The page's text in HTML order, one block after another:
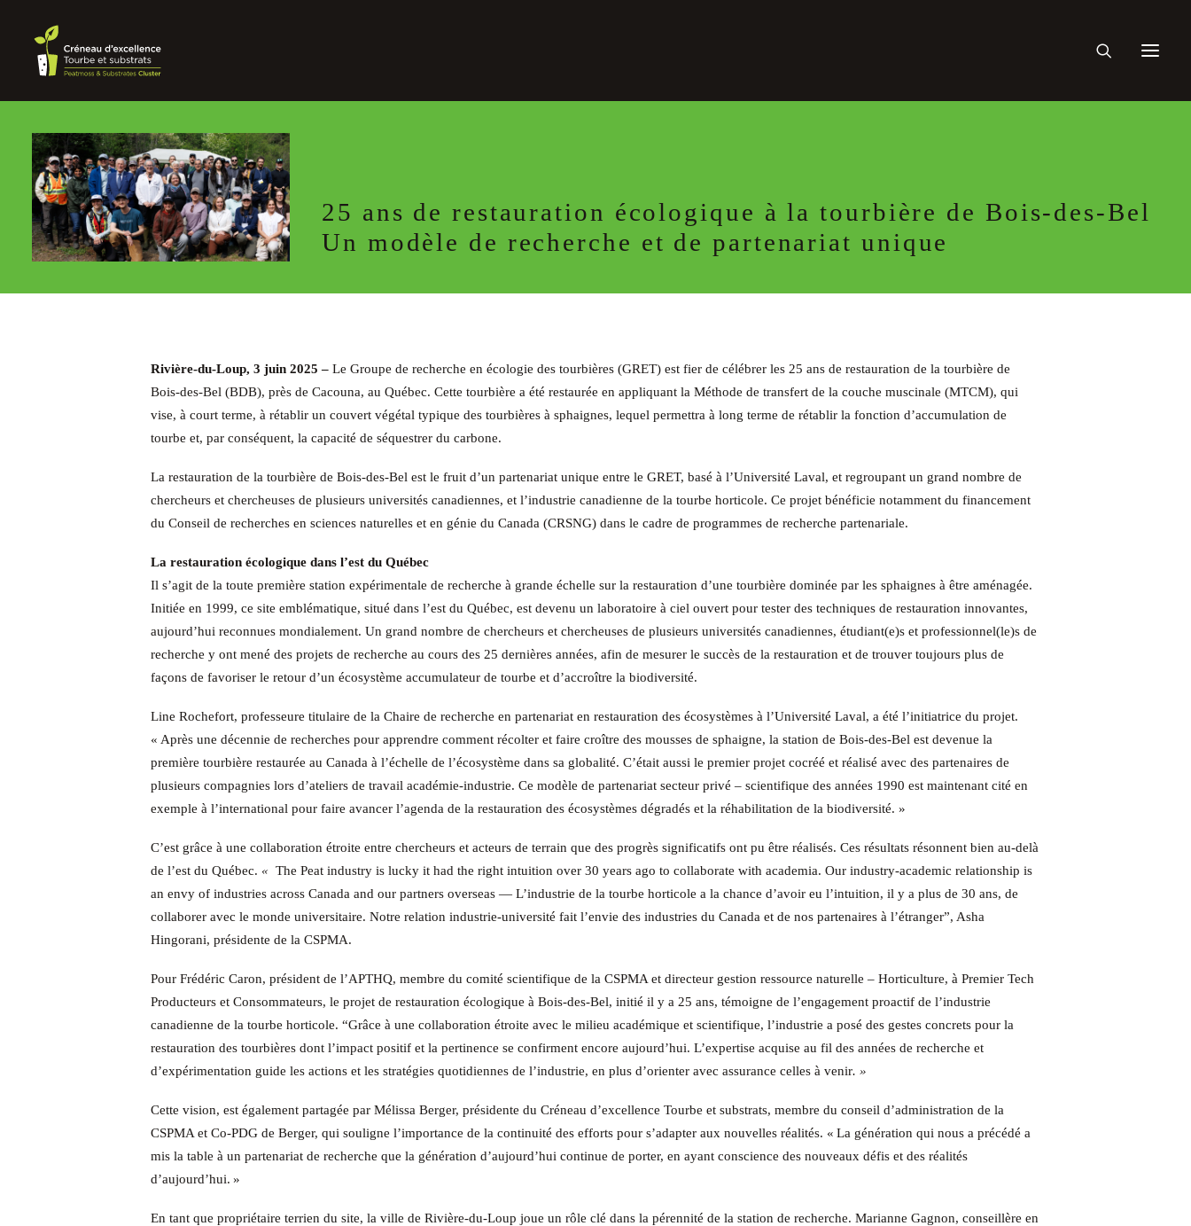
25 ans de restauration écologique à la tourbière de Bois-des-Bel
Un modèle de recherche et de partenariat unique
Rivière-du-Loup, 3 juin 2025 – Le Groupe de recherche en écologie des tourbières (GRET) est fier de célébrer les 25 ans de restauration de la tourbière de
Bois-des-Bel (BDB), près de Cacouna, au Québec. Cette tourbière a été restaurée en appliquant la Méthode de transfert de la couche muscinale (MTCM), qui
vise, à court terme, à rétablir un couvert végétal typique des tourbières à sphaignes, lequel permettra à long terme de rétablir la fonction d’accumulation de
tourbe et, par conséquent, la capacité de séquestrer du carbone.
La restauration de la tourbière de Bois-des-Bel est le fruit d’un partenariat unique entre leGRET, basé à l’Université Laval, et regroupant un grand nombre de
chercheurs et chercheuses de plusieurs universités canadiennes, et l’industrie canadienne de la tourbe horticole. Ce projet bénéficie notamment du financement
du Conseil de recherches en sciences naturelles et en génie du Canada (CRSNG) dans le cadre de programmes de recherche partenariale.
La restauration écologique dans l’est du Québec
Il s’agit de la toute première station expérimentale de recherche à grande échelle sur la restauration d’une tourbière dominée par les sphaignes à être aménagée.
Initiée en 1999, ce site emblématique, situé dans l’est du Québec, est devenu un laboratoire à ciel ouvert pour tester des techniques de restauration innovantes,
aujourd’hui reconnues mondialement. Un grand nombre de chercheurs et chercheuses de plusieurs universités canadiennes, étudiant(e)s et professionnel(le)s de
recherche y ont mené des projets de recherche au cours des 25 dernières années, afin de mesurer le succès de la restauration et de trouver toujours plus de
façons de favoriser le retour d’un écosystème accumulateur de tourbe et d’accroître la biodiversité.
Line Rochefort, professeure titulaire de la Chaire de recherche en partenariat en restauration des écosystèmes à l’Université Laval, a été l’initiatrice du projet.
« Après une décennie de recherches pour apprendre comment récolter et faire croître des mousses de sphaigne, la station de Bois-des-Bel est devenue la
première tourbière restaurée au Canada à l’échelle de l’écosystème dans sa globalité. C’était aussi le premier projet cocréé et réalisé avec des partenaires de
plusieurs compagnies lors d’ateliers de travail académie-industrie. Ce modèle de partenariat secteur privé – scientifique des années 1990 est maintenant cité en
exemple à l’international pour faire avancer l’agenda de la restauration des écosystèmes dégradés et la réhabilitation de la biodiversité. »
C’est grâce à une collaboration étroite entre chercheurs et acteurs de terrain que des progrès significatifs ont pu être réalisés. Ces résultats résonnent bien au-delà
de l’est du Québec. « The Peat industry is lucky it had the right intuition over 30 years ago to collaborate with academia.Our industry-academic relationship is
an envy of industries across Canada and our partners overseas — L’industrie de la tourbe horticole a la chance d’avoir eu l’intuition, il y a plus de 30 ans, de
collaborer avec le monde universitaire. Notre relation industrie-université fait l’envie des industries du Canada et de nos partenaires à l’étranger”, Asha
Hingorani, présidente de la CSPMA.
Pour Frédéric Caron, président de l’APTHQ, membre du comité scientifique de la CSPMA et directeur gestion ressource naturelle – Horticulture, à Premier Tech
Producteurs et Consommateurs, le projet de restauration écologique à Bois-des-Bel, initié il y a 25 ans, témoigne de l’engagement proactif de l’industrie
canadienne de la tourbe horticole. “Grâce à une collaboration étroite avec le milieu académique et scientifique, l’industrie a posé des gestes concrets pour la
restauration des tourbières dont l’impact positif et la pertinence se confirment encore aujourd’hui. L’expertise acquise au fil des années de recherche et
d’expérimentation guide les actions et les stratégies quotidiennes de l’industrie, en plus d’orienter avec assurance celles à venir. »
Cette vision, est également partagée par Mélissa Berger, présidente du Créneau d’excellence Tourbe et substrats, membre du conseil d’administration de la
CSPMA et Co-PDG de Berger, qui souligne l’importance de la continuité des efforts pour s’adapter aux nouvelles réalités. «La génération qui nous a précédé a
mis la table à un partenariat de recherche que la génération d’aujourd’hui continue de porter, en ayant conscience des nouveaux défis et des réalités
d’aujourd’hui. »
En tant que propriétaire terrien du site, la ville de Rivière-du-Loup joue un rôle clé dans la pérennité de la station de recherche. Marianne Gagnon, conseillère en